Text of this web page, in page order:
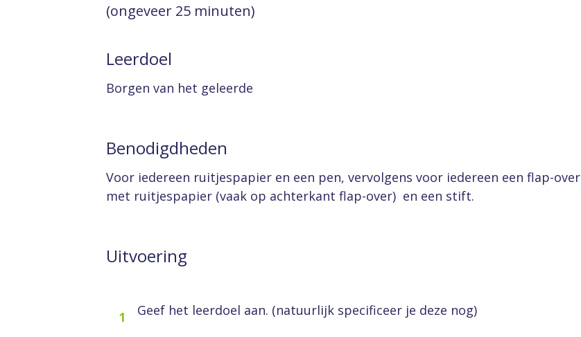
(ongeveer 25 minuten)
Leerdoel
Borgen van het geleerde
Benodigdheden
Voor iedereen ruitjespapier en een pen, vervolgens voor iedereen een flap-over
met ruitjespapier (vaak op achterkant flap-over) en een stift.
Uitvoering
1 Geef het leerdoel aan. (natuurlijk specificeer je deze nog)